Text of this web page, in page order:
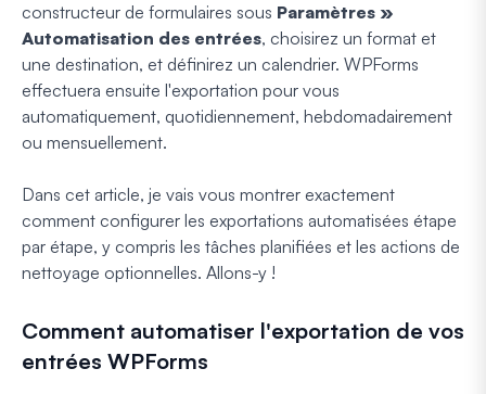
constructeur de formulaires sous Paramètres »
Automatisation des entrées, choisirez un format et
une destination, et définirez un calendrier. WPForms
effectuera ensuite l'exportation pour vous
automatiquement, quotidiennement, hebdomadairement
ou mensuellement.
Dans cet article, je vais vous montrer exactement
comment configurer les exportations automatisées étape
par étape, y compris les tâches planifiées et les actions de
nettoyage optionnelles. Allons-y !
Comment automatiser l'exportation de vos
entrées WPForms